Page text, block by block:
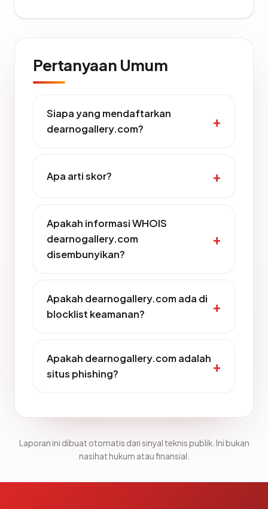
Pertanyaan Umum
Siapa yang mendaftarkan
dearnogallery.com?
Apa arti skor?
Apakah informasi WHOIS
dearnogallery.com
disembunyikan?
Apakah dearnogallery.com ada di
blocklist keamanan?
Apakah dearnogallery.com adalah
situs phishing?
Laporan ini dibuat otomatis dari sinyal teknis publik. Ini bukan
nasihat hukum atau finansial.